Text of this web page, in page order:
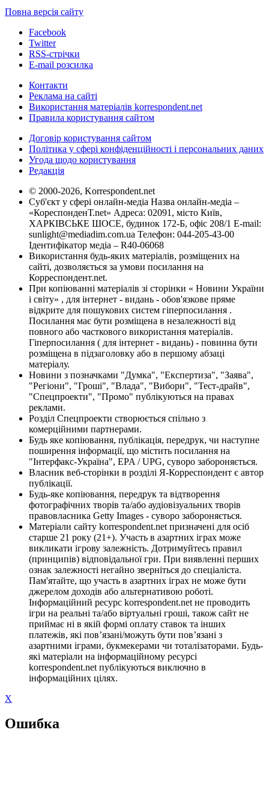
Повна версія сайту
Facebook
Twitter
RSS-стрічки
E-mail розсилка
Контакти
Реклама на сайті
Використання матеріалів korrespondent.net
Правила користування сайтом
Договір користування сайтом
Політика у сфері конфіденційності і персональних даних
Угода щодо користування
Редакція
© 2000-2026, Korrespondent.net
Суб'єкт у сфері онлайн-медіа Назва онлайн-медіа –
«КореспонденТ.net» Адреса: 02091, місто Київ,
ХАРКІВСЬКЕ ШОСЕ, будинок 172-Б, офіс 208/1 E-mail:
sunlight@mediadim.com.ua Телефон: 044-205-43-00
Ідентифікатор медіа – R40-06068
Використання будь-яких матеріалів, розміщених на
сайті, дозволяється за умови посилання на
Корреспондент.net.
При копіюванні матеріалів зі сторінки « Новини України
і світу» , для інтернет - видань - обов'язкове пряме
відкрите для пошукових систем гіперпосилання .
Посилання має бути розміщена в незалежності від
повного або часткового використання матеріалів.
Гіперпосилання ( для інтернет - видань) - повинна бути
розміщена в підзаголовку або в першому абзаці
матеріалу.
Новини з позначками "Думка", "Експертиза", "Заява",
"Регіони", "Гроші", "Влада", "Вибори", "Тест-драйв",
"Спецпроекти", "Промо" публікуються на правах
реклами.
Розділ Спецпроекти створюється спільно з
комерційними партнерами.
Будь яке копіювання, публікація, передрук, чи наступне
поширення інформації, що містить посилання на
"Інтерфакс-Україна", EPA / UPG, суворо забороняється.
Власник веб-сторінки в розділі Я-Корреспондент є автор
публікації.
Будь-яке копіювання, передрук та відтворення
фотографічних творів та/або аудіовізуальних творів
правовласника Getty Images - суворо забороняється.
Матеріали сайту korrespondent.net призначені для осіб
старше 21 року (21+). Участь в азартних іграх може
викликати ігрову залежність. Дотримуйтесь правил
(принципів) відповідальної гри. При виявленні перших
ознак залежності негайно зверніться до спеціаліста.
Пам'ятайте, що участь в азартних іграх не може бути
джерелом доходів або альтернативою роботі.
Інформаційний ресурс korrespondent.net не проводить
ігри на реальні та/або віртуальні гроші, також сайт не
приймає ні в якій формі оплату ставок та інших
платежів, які пов’язані/можуть бути пов’язані з
азартними іграми, букмекерами чи тоталізаторами. Будь-
які матеріали на інформаційному ресурсі
korrespondent.net публікуються виключно в
інформаційних цілях.
X
Ошибка